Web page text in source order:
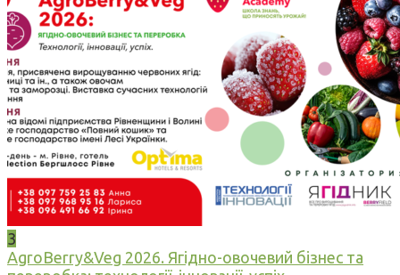
3
AgroBerry&Veg 2026. Ягідно-овочевий бізнес та